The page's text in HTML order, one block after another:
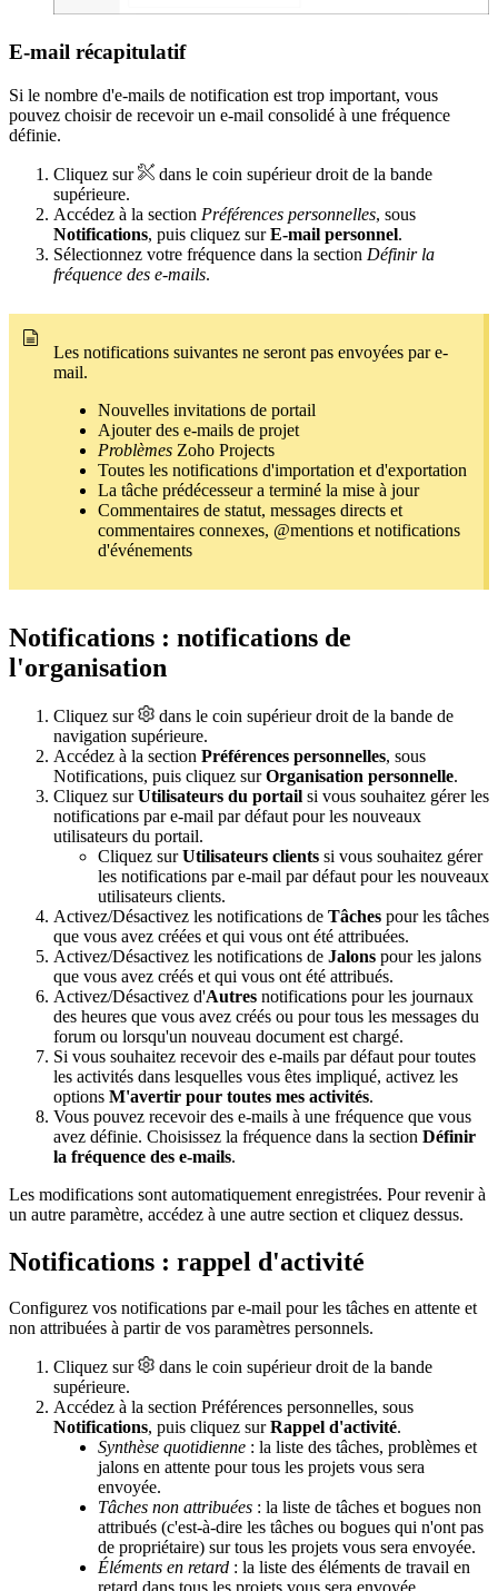
E-mail récapitulatif
Si le nombre d'e-mails de notification est trop important, vous
pouvez choisir de recevoir un e-mail consolidé à une fréquence
définie.
Cliquez sur
dans le coin supérieur droit de la bande
supérieure.
Accédez à la section Préférences personnelles, sous
Notifications, puis cliquez surE-mail personnel.
Sélectionnez votre fréquence dans la section Définir la
fréquence des e-mails.
Les notifications suivantes ne seront pas envoyées par e-
mail.
Nouvelles invitations de portail
Ajouter des e-mails de projet
Problèmes Zoho Projects
Toutes les notifications d'importation et d'exportation
La tâche prédécesseur a terminé la mise à jour
Commentaires de statut, messages directs et
commentaires connexes, @mentions et notifications
d'événements
Notifications : notifications de
l'organisation
Cliquez sur
dans le coin supérieur droit de la bande de
navigation supérieure.
Accédez à la section Préférences personnelles, sous
Notifications, puis cliquez surOrganisation personnelle.
Cliquez surUtilisateurs du portail si vous souhaitez gérer les
notifications par e-mail par défaut pour les nouveaux
utilisateurs du portail.
Cliquez surUtilisateurs clients si vous souhaitez gérer
les notifications par e-mail par défaut pour les nouveaux
utilisateurs clients.
Activez/Désactivez les notifications de Tâches pour les tâches
que vous avez créées et qui vous ont été attribuées.
Activez/Désactivez les notifications de Jalons pour les jalons
que vous avez créés et qui vous ont été attribués.
Activez/Désactivez d'Autres notifications pour les journaux
des heures que vous avez créés ou pour tous les messages du
forum ou lorsqu'un nouveau document est chargé.
Si vous souhaitez recevoir des e-mails par défaut pour toutes
les activités dans lesquelles vous êtes impliqué, activez les
options M'avertir pour toutes mes activités.
Vous pouvez recevoir des e-mails à une fréquence que vous
avez définie. Choisissez la fréquence dans la section Définir
la fréquence des e-mails.
Les modifications sont automatiquement enregistrées. Pour revenir à
un autre paramètre, accédez à une autre section et cliquez dessus.
Notifications : rappel d'activité
Configurez vos notifications par e-mail pour les tâches en attente et
non attribuées à partir de vos paramètres personnels.
Cliquez sur
dans le coin supérieur droit de la bande
supérieure.
Accédez à la section Préférences personnelles, sous
Notifications, puis cliquez surRappel d'activité.
Synthèse quotidienne : la liste des tâches, problèmes et
jalons en attente pour tous les projets vous sera
envoyée.
Tâches non attribuées : la liste de tâches et bogues non
attribués (c'est-à-dire les tâches ou bogues qui n'ont pas
de propriétaire) sur tous les projets vous sera envoyée.
Éléments en retard : la liste des éléments de travail en